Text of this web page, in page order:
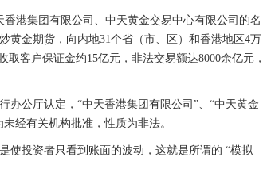
港集团有限公司、中天黄金交易中心有限公司的名
黄金期货，向内地31个省（市、区）和香港地区4万
客户保证金约15亿元，非法交易额达8000余亿元，
办公厅认定，“中天香港集团有限公司”、“中天黄金
经有关机构批准，性质为非法。
使投资者只看到账面的波动，这就是所谓的 “模拟